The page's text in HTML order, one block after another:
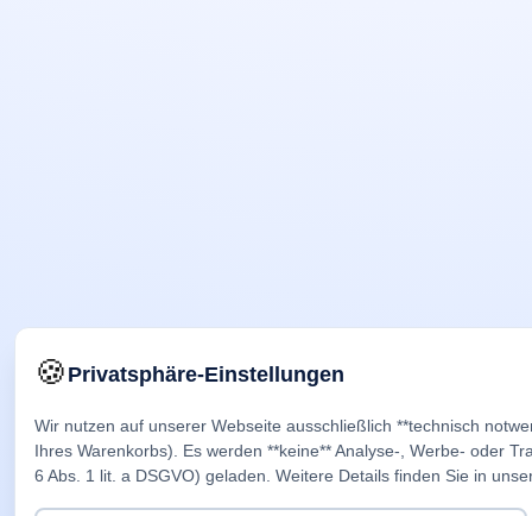
🍪Privatsphäre-Einstellungen
Wir nutzen auf unserer Webseite ausschließlich **technisch
Ihres Warenkorbs). Es werden **keine** Analyse-, Werbe- oder
6 Abs. 1 lit. a DSGVO) geladen. Weitere Details finden Sie in